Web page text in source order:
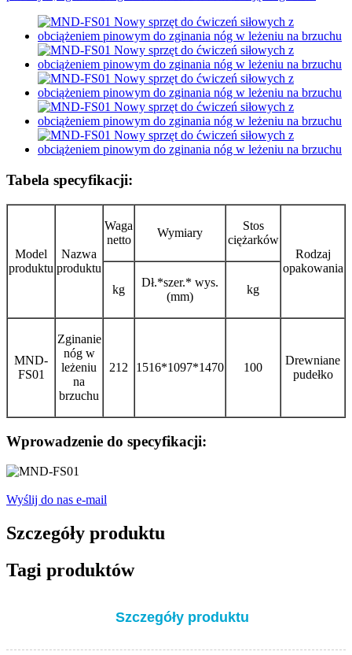
Tabela specyfikacji:
Model
produktu
Nazwa
produktu
Waga
netto
Wymiary
Stos
ciężarków
Rodzaj
opakowania
kg
Dł.*szer.* wys.
(mm)
kg
MND-
FS01
Zginanie
nóg w
leżeniu
na
brzuchu
212 1516*1097*1470 100
Drewniane
pudełko
Wprowadzenie do specyfikacji:
Wyślij do nas e-mail
Szczegóły produktu
Tagi produktów
Szczegóły produktu